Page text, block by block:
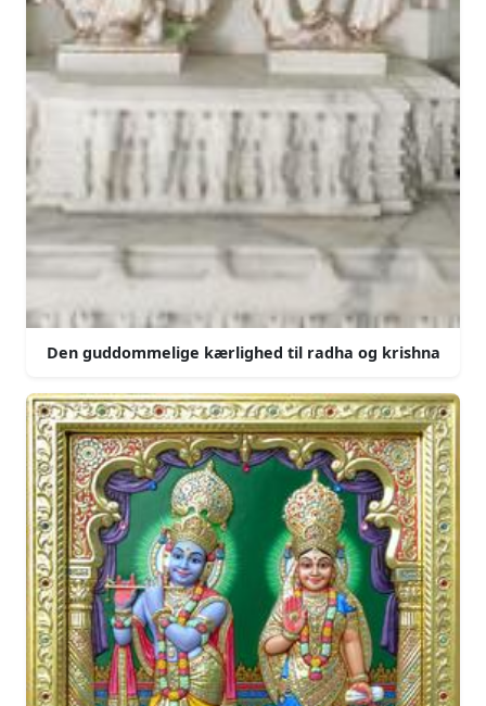
Den guddommelige kærlighed til radha og krishna